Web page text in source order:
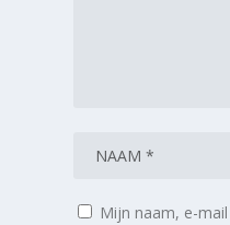
Mijn naam, e-